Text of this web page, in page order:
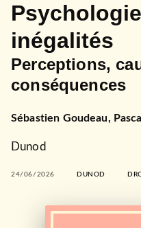
inégalités
Perceptions,
conséquences
Sébastien Goudeau,
Dunod
24/06/2026 DUNOD